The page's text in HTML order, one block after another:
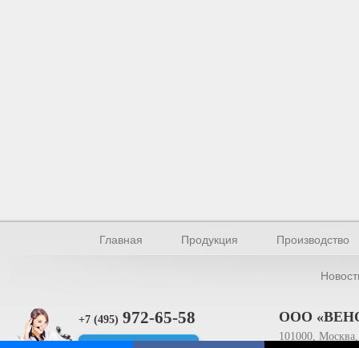
Главная Продукция Производство
+7 (495) 972-65-58 ООО
101000,